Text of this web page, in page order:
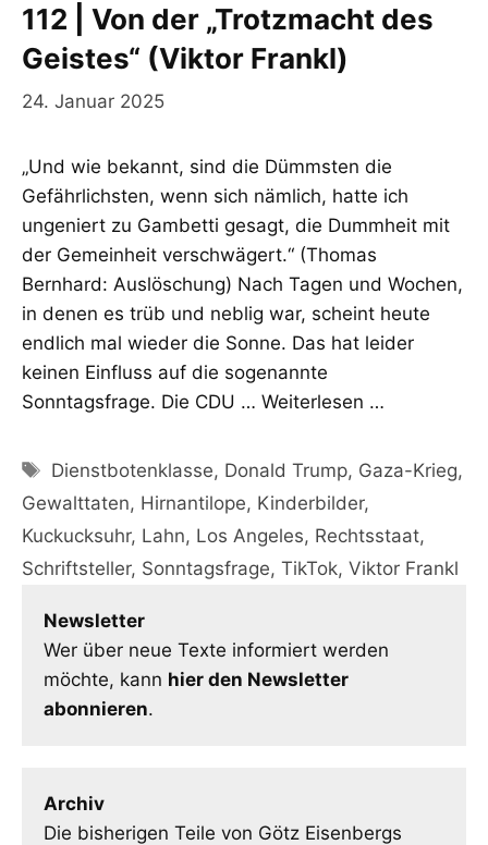
112 | Von der „Trotzmacht des
Geistes“ (Viktor Frankl)
24. Januar 2025
„Und wie bekannt, sind die Dümmsten die
Gefährlichsten, wenn sich nämlich, hatte ich
ungeniert zu Gambetti gesagt, die Dummheit mit
der Gemeinheit verschwägert.“ (Thomas
Bernhard: Auslöschung) Nach Tagen und Wochen,
in denen es trüb und neblig war, scheint heute
endlich mal wieder die Sonne. Das hat leider
keinen Einfluss auf die sogenannte
Sonntagsfrage. Die CDU … Weiterlesen …
Schlagwörter
Dienstbotenklasse, Donald Trump, Gaza-Krieg,
Gewalttaten, Hirnantilope, Kinderbilder,
Kuckucksuhr, Lahn, Los Angeles, Rechtsstaat,
Schriftsteller, Sonntagsfrage, TikTok, Viktor Frankl
Newsletter
Wer über neue Texte informiert werden
möchte, kann hier den Newsletter
abonnieren.
Archiv
Die bisherigen Teile von Götz Eisenbergs